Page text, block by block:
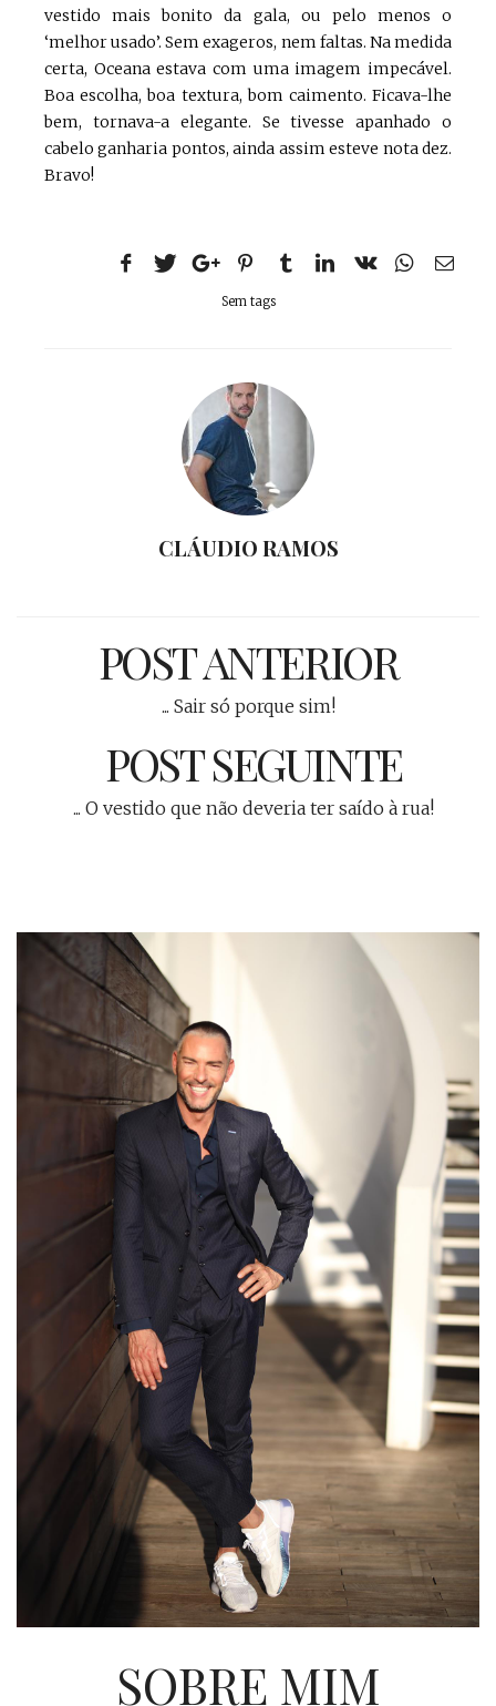
vestido mais bonito da gala, ou pelo menos o
‘melhor usado’. Sem exageros, nem faltas. Na medida
certa, Oceana estava com uma imagem impecável.
Boa escolha, boa textura, bom caimento. Ficava-lhe
bem, tornava-a elegante. Se tivesse apanhado o
cabelo ganharia pontos, ainda assim esteve nota dez.
Bravo!
Sem tags
CLÁUDIO RAMOS
POST ANTERIOR
... Sair só porque sim!
POST SEGUINTE
... O vestido que não deveria ter saído à rua!
SOBRE MIM